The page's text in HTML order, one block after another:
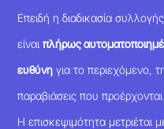
Επειδή η διαδικασία
είναιπλήρως
ευθύνη για το περιεχόμενο,
παραβιάσεις που προέρχονται
Η επισκεψιμότητα μετριέται